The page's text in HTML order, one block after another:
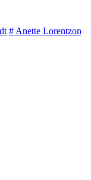
# Anette Lorentzon